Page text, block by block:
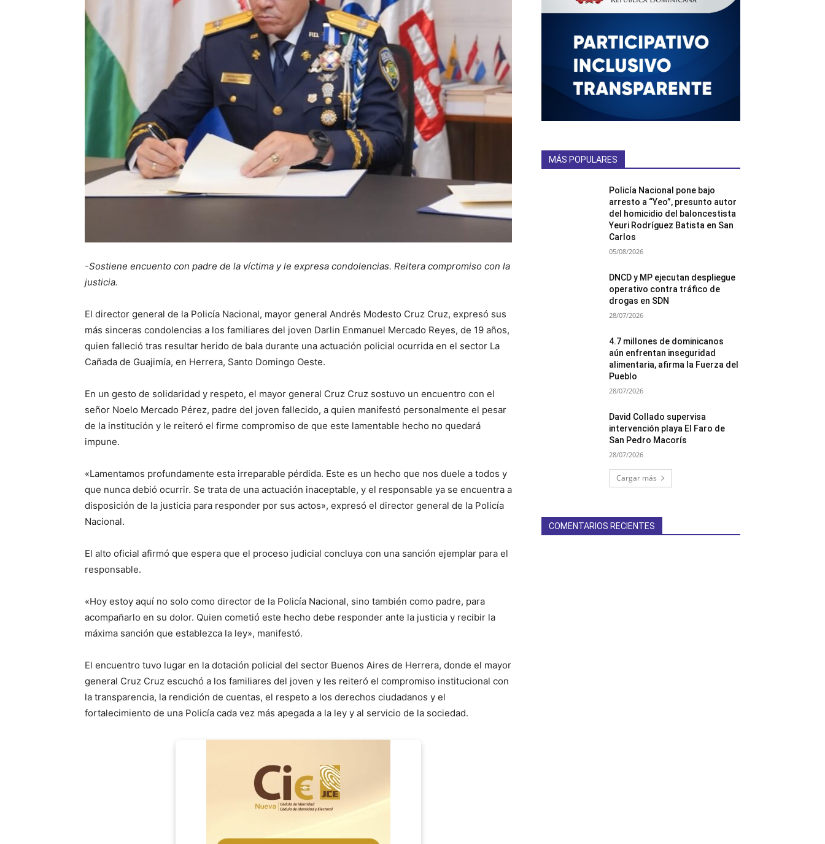
-Sostiene encuento con padre de la víctima y le expresa condolencias. Reitera compromiso con la
justicia.
El director general de la Policía Nacional, mayor general Andrés Modesto Cruz Cruz, expresó sus
más sinceras condolencias a los familiares del joven Darlin Enmanuel Mercado Reyes, de 19 años,
quien falleció tras resultar herido de bala durante una actuación policial ocurrida en el sector La
Cañada de Guajimía, en Herrera, Santo Domingo Oeste.
En un gesto de solidaridad y respeto, el mayor general Cruz Cruz sostuvo un encuentro con el
señor Noelo Mercado Pérez, padre del joven fallecido, a quien manifestó personalmente el pesar
de la institución y le reiteró el firme compromiso de que este lamentable hecho no quedará
impune.
«Lamentamos profundamente esta irreparable pérdida. Este es un hecho que nos duele a todos y
que nunca debió ocurrir. Se trata de una actuación inaceptable, y el responsable ya se encuentra a
disposición de la justicia para responder por sus actos», expresó el director general de la Policía
Nacional.
El alto oficial afirmó que espera que el proceso judicial concluya con una sanción ejemplar para el
responsable.
«Hoy estoy aquí no solo como director de la Policía Nacional, sino también como padre, para
acompañarlo en su dolor. Quien cometió este hecho debe responder ante la justicia y recibir la
máxima sanción que establezca la ley», manifestó.
El encuentro tuvo lugar en la dotación policial del sector Buenos Aires de Herrera, donde el mayor
general Cruz Cruz escuchó a los familiares del joven y les reiteró el compromiso institucional con
la transparencia, la rendición de cuentas, el respeto a los derechos ciudadanos y el
fortalecimiento de una Policía cada vez más apegada a la ley y al servicio de la sociedad.
MÁS POPULARES
Policía Nacional pone bajo
arresto a “Yeo”, presunto autor
del homicidio del baloncestista
Yeuri Rodríguez Batista en San
Carlos
05/08/2026
DNCD y MP ejecutan despliegue
operativo contra tráfico de
drogas en SDN
28/07/2026
4.7 millones de dominicanos
aún enfrentan inseguridad
alimentaria, afirma la Fuerza del
Pueblo
28/07/2026
David Collado supervisa
intervención playa El Faro de
San Pedro Macorís
28/07/2026
Cargar más
COMENTARIOS RECIENTES